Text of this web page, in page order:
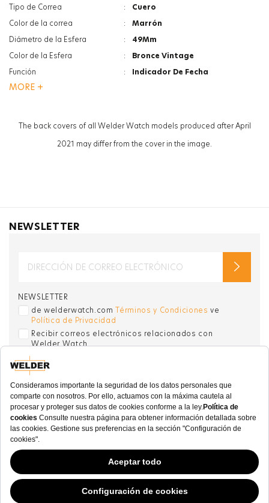
Tipo de Correa :
Cuero
Color de la correa
:
Marrón
Diámetro de la Esfera
:
49Mm
Color de la Esfera
:
Bronce Vintage
Función
:
Indicador De Fecha
Función
Luneta
Bronce Vintage
MORE +
The back covers of all Welder Watch models produced after April
2021 may differ from the cover in the image.
NEWSLETTER
NEWSLETTER
de welderwatch.comTérminos y Condiciones ve
Política de Privacidad
Recibir correos electrónicos relacionados con
Welder Watch
consent to its use. .
SOCIAL CHANNELS
CATEGORY
COLECCIÓN
MAS
Este sitio web ha continuado su desarrollo mientras los Gobiernos han tenido
opiniones Variables con respecto a las cookies, y a pesar de que odiamos la